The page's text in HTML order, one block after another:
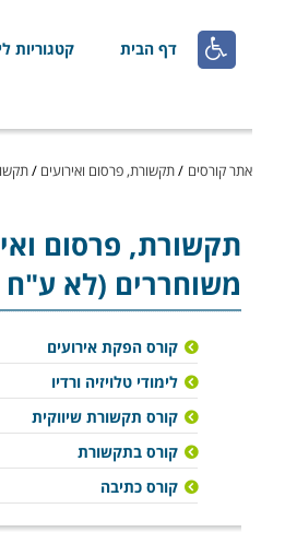
 דף הבית קטגוריות
אתר קורסים /תקשורת, פרסום ואירועים /
תקשורת, פרסום
משוחררים (לא ע"ח
קורס הפקת אירועים
לימודי טלויזיה ורדיו
קורס תקשורת שיווקית
קורס בתקשורת
קורס כתיבה